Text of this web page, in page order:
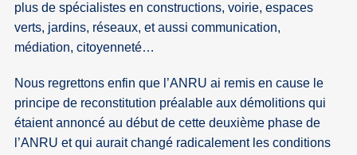
plus de spécialistes en constructions, voirie, espaces
verts, jardins, réseaux, et aussi communication,
médiation, citoyenneté…
Nous regrettons enfin que l’ANRU ai remis en cause le
principe de reconstitution préalable aux démolitions qui
étaient annoncé au début de cette deuxième phase de
l’ANRU et qui aurait changé radicalement les conditions